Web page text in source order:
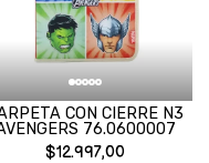
CON CIERRE N3
76.0600007
$12.997,00